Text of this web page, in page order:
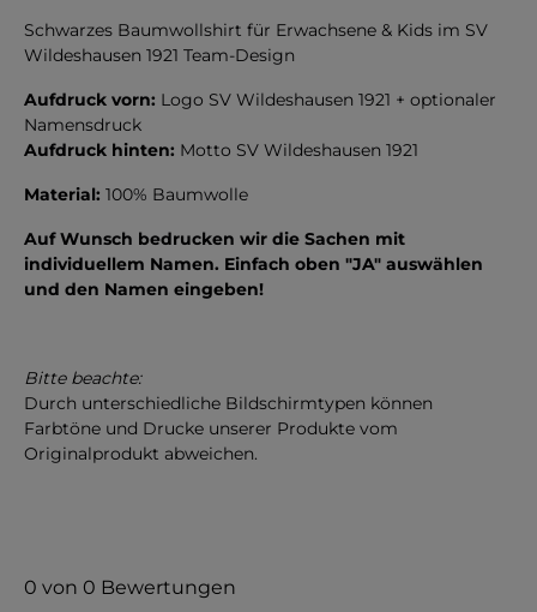
Schwarzes Baumwollshirt für Erwachsene & Kids im SV
Wildeshausen 1921 Team-Design
Aufdruck vorn: Logo SV Wildeshausen 1921 + optionaler
Namensdruck
Aufdruck hinten: Motto SV Wildeshausen 1921
Material: 100% Baumwolle
Auf Wunsch bedrucken wir die Sachen mit
individuellem Namen. Einfach oben "JA" auswählen
und den Namen eingeben!
Bitte beachte:
Durch unterschiedliche Bildschirmtypen können
Farbtöne und Drucke unserer Produkte vom
Originalprodukt abweichen.
0 von 0 Bewertungen